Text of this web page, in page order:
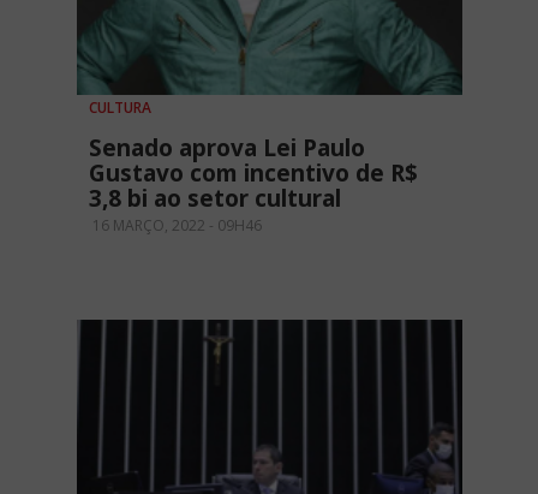
CULTURA
Senado aprova Lei Paulo
Gustavo com incentivo de R$
3,8 bi ao setor cultural
16 MARÇO, 2022 - 09H46